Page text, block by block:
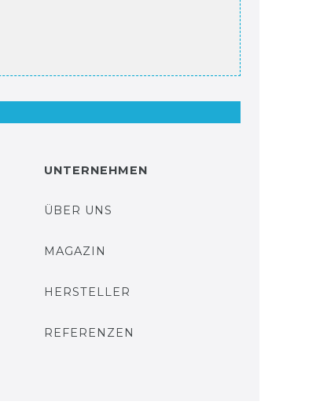
UNTERNEHMEN
ÜBER UNS
MAGAZIN
HERSTELLER
REFERENZEN